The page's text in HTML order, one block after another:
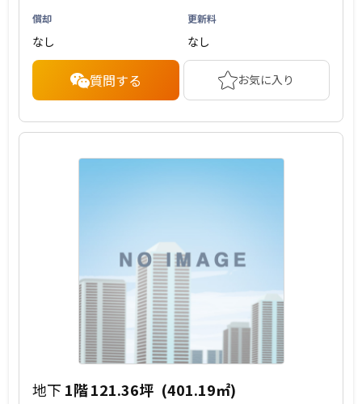
償却
なし
更新料
なし
質問する お気に入り
地下 1階121.36坪 (401.19㎡)